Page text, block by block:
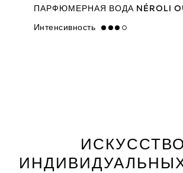
ПАРФЮМЕРНАЯ ВОДА NÉROLI
Интенсивность high
ИСКУССТВО
ИНДИВИДУАЛЬНЫХ